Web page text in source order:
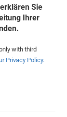
Sie
Ihrer
with third
Privacy Policy.